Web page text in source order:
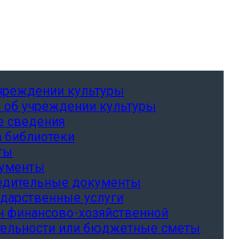
культуры
учреждении культуры
сведения
библиотеки
документы
услуги
финансово-хозяйственной
или бюджетные сметы